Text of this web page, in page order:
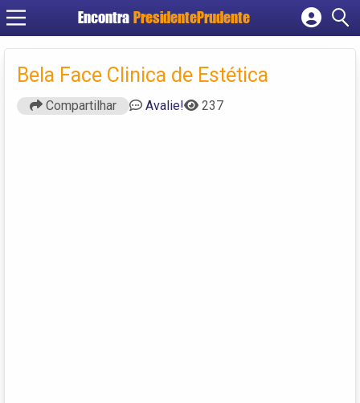
Encontra PresidentePrudente
Cadastrar empresa
Criar conta
Bela Face Clinica de Estética
Compartilhar Avalie! 237